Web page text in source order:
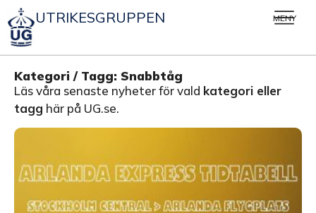
UTRIKESGRUPPEN MENY
Kategori / Tagg: Snabbtåg
Läs våra senaste nyheter för vald kategori eller
tagg här på UG.se.